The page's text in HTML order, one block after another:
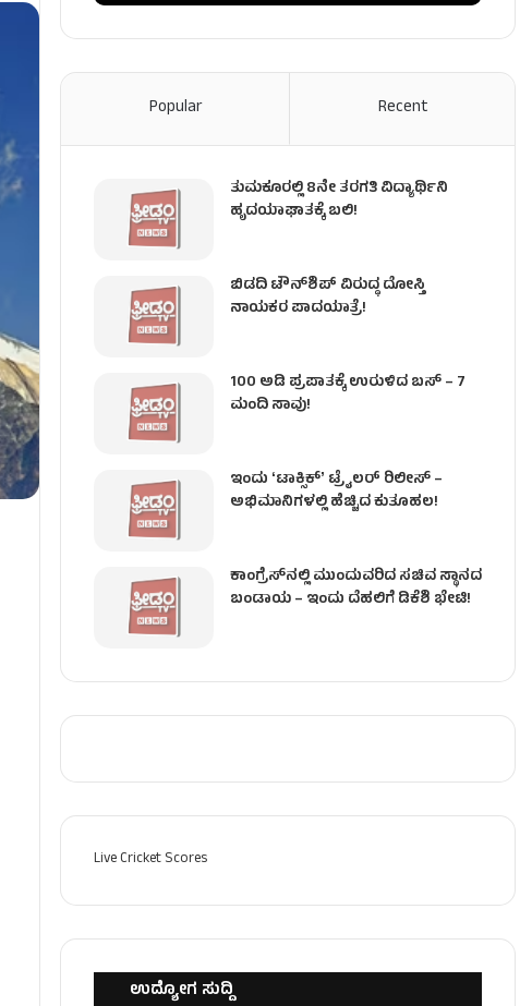
Popular Recent
ತುಮಕೂರಲ್ಲಿ 8ನೇ ತರಗತಿ ವಿದ್ಯಾರ್ಥಿನಿ
ಹೃದಯಾಘಾತಕ್ಕೆ ಬಲಿ!
ಬಿಡದಿ ಟೌನ್‌ಶಿಪ್‌ ವಿರುದ್ಧ ದೋಸ್ತಿ
ನಾಯಕರ ಪಾದಯಾತ್ರೆ!
100 ಅಡಿ ಪ್ರಪಾತಕ್ಕೆ ಉರುಳಿದ ಬಸ್‌ – 7
ಮಂದಿ ಸಾವು!
ಇಂದು ʻಟಾಕ್ಸಿಕ್ʼ ಟ್ರೈಲರ್ ರಿಲೀಸ್‌ –
ಅಭಿಮಾನಿಗಳಲ್ಲಿ ಹೆಚ್ಚಿದ ಕುತೂಹಲ!
ಕಾಂಗ್ರೆಸ್​ನಲ್ಲಿ ಮುಂದುವರಿದ ಸಚಿವ ಸ್ಥಾನದ
ಬಂಡಾಯ – ಇಂದು ದೆಹಲಿಗೆ ಡಿಕೆಶಿ ಭೇಟಿ!
Live Cricket Scores
ಉದ್ಯೋಗ ಸುದ್ದಿ